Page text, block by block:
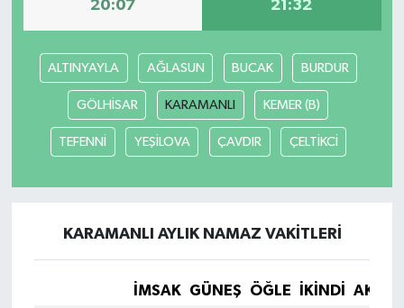
20:07 21:32
ALTINYAYLA AĞLASUN BUCAK BURDUR
GÖLHİSAR KARAMANLI KEMER (B)
TEFENNİ YEŞİLOVA ÇAVDIR ÇELTİKCİ
KARAMANLI AYLIK NAMAZ VAKITLERI
İMSAK GÜNEŞ ÖĞLE İKINDI
TÜRKİYE'DE TREND HABERLER
ÖZEL HABER